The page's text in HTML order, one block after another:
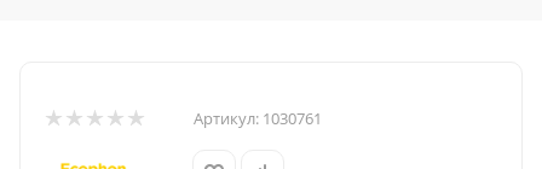
Артикул: 1030761